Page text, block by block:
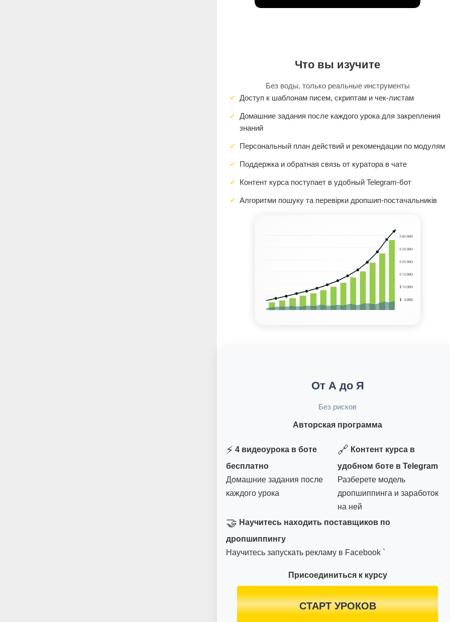
Что вы изучите
Без воды, только реальные инструменты
Доступ к шаблонам писем, скриптам и чек-листам
Домашние задания после каждого урока для закрепления
знаний
Персональный план действий и рекомендации по модулям
Поддержка и обратная связь от куратора в чате
Контент курса поступает в удобный Telegram-бот
Алгоритми пошуку та перевірки дропшип-постачальників
От А до Я
Без рисков
Авторская программа
⚡ 4 видеоурока в боте
бесплатно
Домашние задания после
каждого урока
🔗 Контент курса в
удобном боте в Telegram
Разберете модель
дропшиппинга и заработок
на ней
🤝 Научитесь находить поставщиков по
дропшиппингу
Научитесь запускать рекламу в Facebook `
Присоединиться к курсу
СТАРТ УРОКОВ